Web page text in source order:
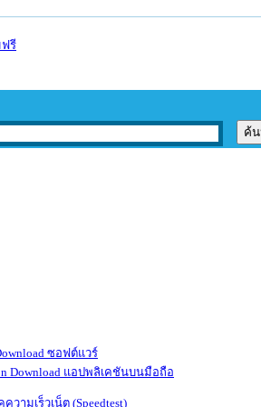
ซอฟต์แวร์
แอปพลิเคชันบนมือถือ
ความเร็วเน็ต (Speedtest)